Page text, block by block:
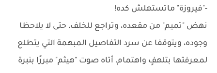
-"فيروزة" ماتستهلش كده!
نهض "تميم" من مقعده، وتراجع للخلف، حتى لا يلاحظا
وجوده، ويتوقفا عن سرد التفاصيل المبهمة التي يتطلع
لمعرفتها بتلهفٍ واهتمام، أتاه صوت "هيثم" مبررًا بنبرة